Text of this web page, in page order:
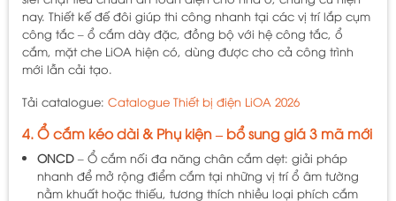
nay. Thiết kế đế đôi giúp thi công nhanh tại các vị trí lắp cụm
công tắc – ổ cắm dày đặc, đồng bộ với hệ công tắc, ổ
cắm, mặt che LiOA hiện có, dùng được cho cả công trình
mới lẫn cải tạo.
Tải catalogue: Catalogue Thiết bị điện LiOA 2026
4. Ổ cắm kéo dài & Phụ kiện – bổ sung giá 3 mã mới
ONCD– Ổ cắm nối đa năng chân cắm dẹt: giải pháp
nhanh để mở rộng điểm cắm tại những vị trí ổ âm tường
nằm khuất hoặc thiếu, tương thích nhiều loại phích cắm